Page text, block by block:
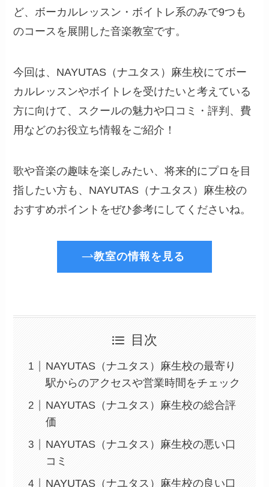
ど、ボーカルレッスン・ボイトレ系のみで9つも
のコースを展開した音楽教室です。
今回は、NAYUTAS（ナユタス）麻生校にてボー
カルレッスンやボイトレを受けたいと考えている
方に向けて、スクールの魅力や口コミ・評判、費
用などのお役立ち情報をご紹介！
歌や音楽の趣味を楽しみたい、将来的にプロを目
指したい方も、NAYUTAS（ナユタス）麻生校の
おすすめポイントをぜひ参考にしてくださいね。
教室の情報を見る
目次
NAYUTAS（ナユタス）麻生校の最寄り
駅からのアクセスや営業時間をチェック
NAYUTAS（ナユタス）麻生校の総合評
価
NAYUTAS（ナユタス）麻生校の悪い口
コミ
NAYUTAS（ナユタス）麻生校の良い口